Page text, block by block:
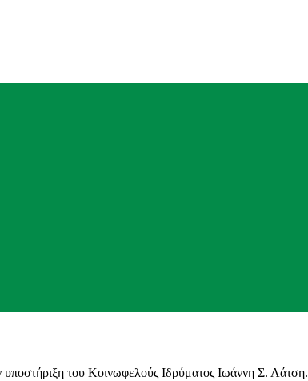
του Κοινωφελούς Ιδρύματος Ιωάννη Σ. Λάτση.